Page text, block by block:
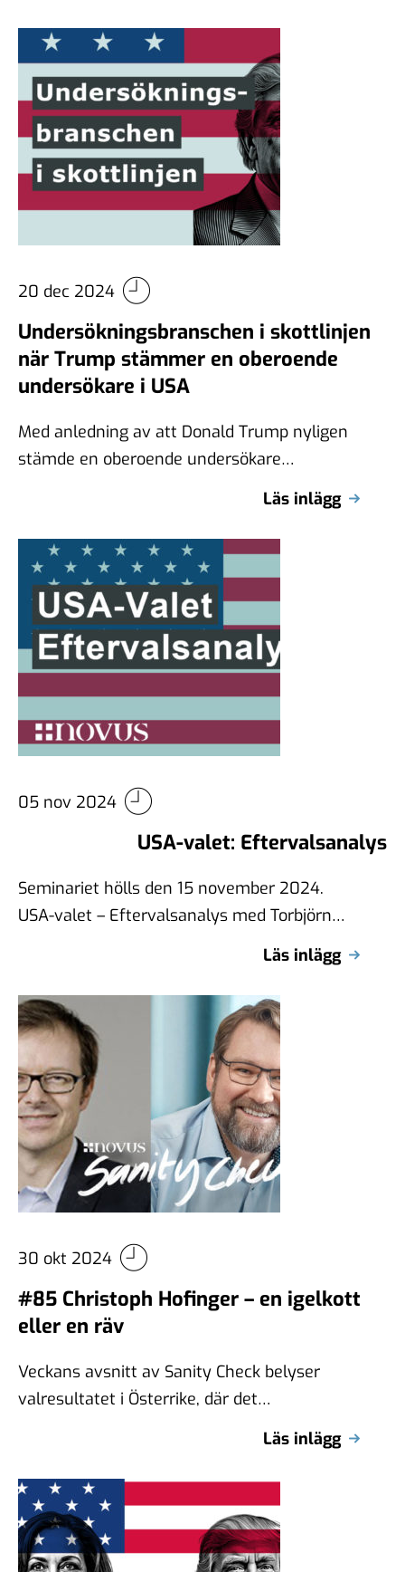
20 dec 2024
Undersökningsbranschen i skottlinjen
när Trump stämmer en oberoende
undersökare i USA
Med anledning av att Donald Trump nyligen
stämde en oberoende undersökare
Läs inlägg
05 nov 2024
USA-valet: Eftervalsanalys
Seminariet hölls den 15 november 2024.
USA-valet – Eftervalsanalys med Torbjörn
Läs inlägg
30 okt 2024
#85 Christoph Hofinger – en igelkott
eller en räv
Veckans avsnitt av Sanity Check belyser
valresultatet i Österrike, där det
Läs inlägg